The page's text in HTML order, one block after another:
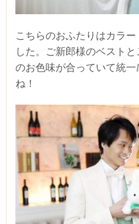
こちらのおふたりはカラ
した。ご新郎様のベスト
のお色味が合っていて統
ね！